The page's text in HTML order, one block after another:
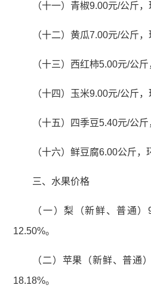
（十一）青椒9.00元/公斤
（十二）黄瓜7.00元/公斤
（十三）西红柿5.00元/公
（十四）玉米9.00元/公斤
（十五）四季豆5.40元/公
（十六）鲜豆腐6.00公斤，
三、水果价格
（一）梨（新鲜、普通
12.50%。
（二）苹果（新鲜、普通
18.18%。